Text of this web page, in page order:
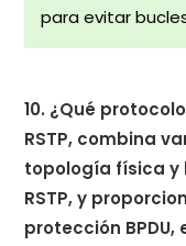
para evitar
10. ¿Qué
RSTP, combina
topología física y
RSTP, y
protección BPDU,